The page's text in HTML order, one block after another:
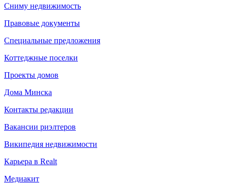
Сниму недвижимость
Правовые документы
Специальные предложения
Коттеджные поселки
Проекты домов
Дома Минска
Контакты редакции
Вакансии риэлтеров
Википедия недвижимости
Карьера в Realt
Медиакит